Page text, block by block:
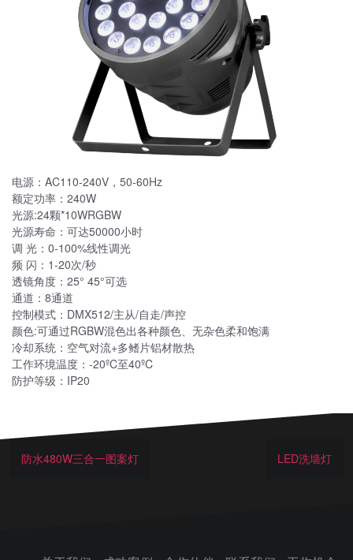
电源：AC110-240V，50-60Hz
额定功率：240W
光源:24颗*10WRGBW
光源寿命：可达50000小时
调 光：0-100%线性调光
频 闪：1-20次/秒
透镜角度：25° 45°可选
通道：8通道
控制模式：DMX512/主从/自走/声控
颜色:可通过RGBW混色出各种颜色、无杂色柔和饱满
冷却系统：空气对流+多鳍片铝材散热
工作环境温度：-20ºC至40ºC
防护等级：IP20
防水480W三合一图案灯 LED洗墙灯